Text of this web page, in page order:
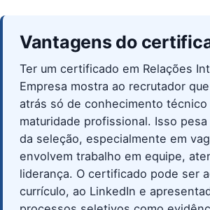
Vantagens do
Ter um certificado em Relações
Empresa mostra ao recrutador
atrás só de conhecimento técnico
maturidade profissional. Isso
da seleção, especialmente em
envolvem trabalho em equipe,
liderança. O certificado pode ser
currículo, ao LinkedIn e